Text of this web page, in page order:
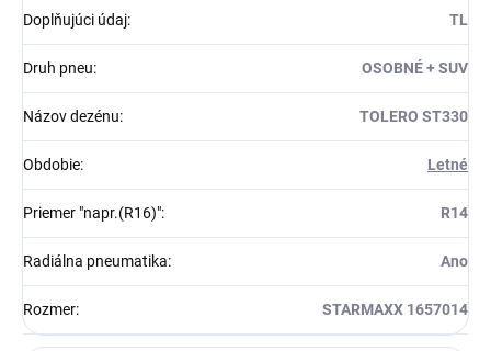
Doplňujúci údaj: TL
Druh pneu: OSOBNÉ + SUV
Názov dezénu: TOLERO ST330
Obdobie: Letné
Priemer "napr.(R16)": R14
Radiálna pneumatika: Ano
Rozmer: STARMAXX 1657014